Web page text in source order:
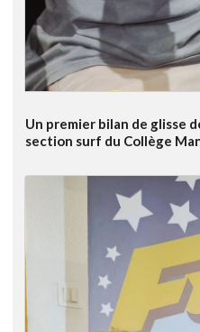
Un premier bilan de glisse
section surf du Collège